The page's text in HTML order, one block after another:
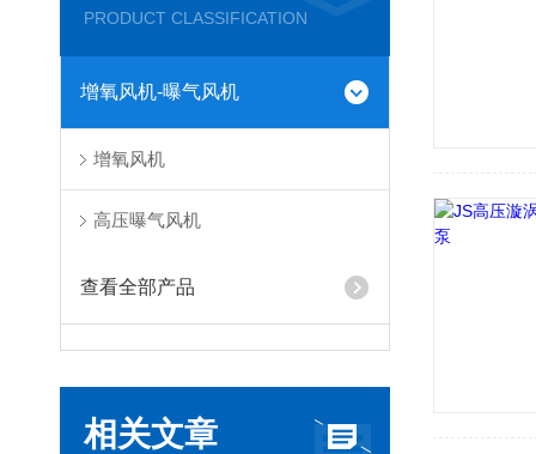
PRODUCT CLASSIFICATION
增氧风机-曝气风机
增氧风机
高压曝气风机
查看全部产品
相关文章